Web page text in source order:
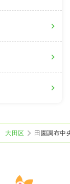
大田区
田園調布中